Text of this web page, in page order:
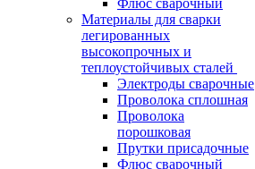
Флюс сварочный
Материалы для сварки
легированных
высокопрочных и
теплоустойчивых сталей
Электроды сварочные
Проволока сплошная
Проволока
порошковая
Прутки присадочные
Флюс сварочный